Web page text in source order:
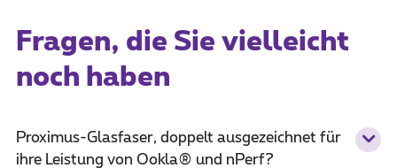
Fragen, die Sie vielleicht
noch haben
Proximus-Glasfaser, doppelt ausgezeichnet für
ihre Leistung von Ookla® und nPerf?